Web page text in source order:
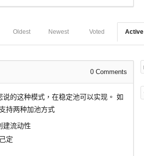
Active
Voted
Newest
Oldest
0 Comments
的这种模式，在稳定池可以实现。 如
持两种加池方式
建流动性
定